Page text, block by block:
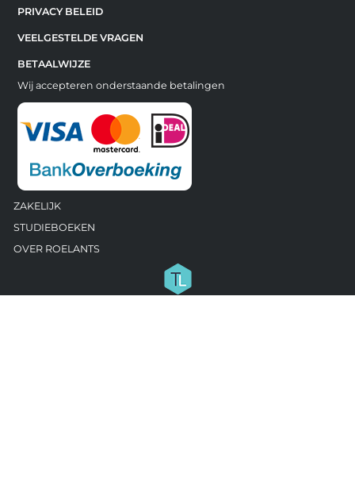
PRIVACY BELEID
VEELGESTELDE VRAGEN
BETAALWIJZE
Wij accepteren onderstaande betalingen
ZAKELIJK
STUDIEBOEKEN
OVER ROELANTS